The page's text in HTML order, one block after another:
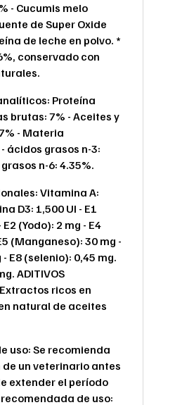
- Cucumis melo
de Super Oxide
de leche en polvo. *
conservado con
Proteína
brutas: 7% - Aceites y
- Materia
ácidos grasos n-3:
n-6: 4.35%.
Vitamina A:
D3: 1,500 UI - E1
(Yodo): 2 mg - E4
(Manganeso): 30 mg -
E8 (selenio): 0,45 mg.
ADITIVOS
Extractos ricos en
natural de aceites
uso: Se recomienda
un veterinario antes
extender el período
de uso: